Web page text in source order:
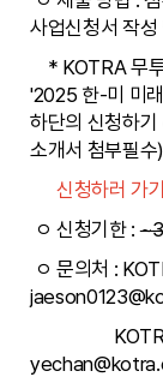
사업신청서 작
* KOTRA 무
'2025 한-미 미
하단의 신청하
소개서 첨부필수)
신청하러 가
ㅇ 신청기한 :
ㅇ 문의처 :
KOTRA 소